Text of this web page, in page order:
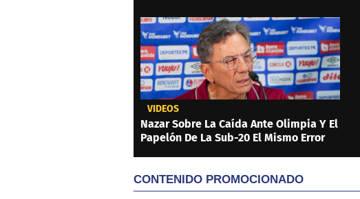
VIDEOS
Nazar Sobre La Caída Ante Olimpia Y El
Papelón De La Sub-20 El Mismo Error